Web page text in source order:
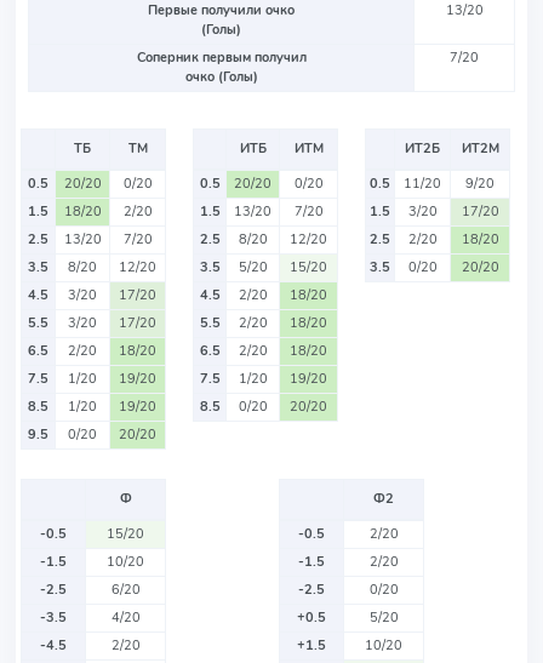
Первые получили очко
(Голы)
13/20
Соперник первым получил
очко (Голы)
7/20
ТБ
ТМ
0.5
20/20
0/20
1.5
18/20
2/20
2.5
13/20
7/20
3.5
8/20
12/20
4.5
3/20
17/20
5.5
3/20
17/20
6.5
2/20
18/20
7.5
1/20
19/20
8.5
1/20
19/20
9.5
0/20 20/20
ИТБ
ИТМ
0.5
20/20
0/20
1.5
13/20
7/20
2.5
8/20
12/20
3.5
5/20
15/20
4.5
2/20
18/20
5.5
2/20
18/20
6.5
2/20
18/20
7.5
1/20
19/20
8.5
0/20 20/20
ИТ2Б
ИТ2М
0.5
11/20
9/20
1.5
3/20
17/20
2.5
2/20
18/20
3.5
0/20 20/20
Ф
-0.5
15/20
-1.5
10/20
-2.5
6/20
-3.5
4/20
-4.5
2/20
Ф2
-0.5
2/20
-1.5
2/20
-2.5
0/20
+0.5
5/20
+1.5
10/20